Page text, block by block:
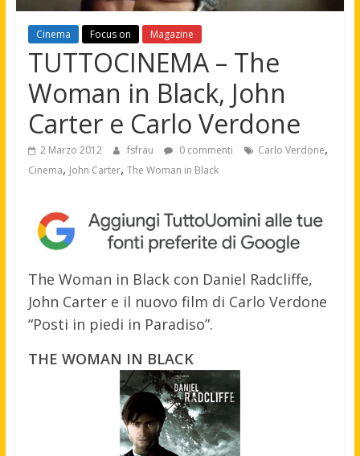
Cinema Focus on Magazine
TUTTOCINEMA – The
Woman in Black, John
Carter e Carlo Verdone
2 Marzo 2012 fsfrau 0 commenti Carlo Verdone,
Cinema, John Carter, The Woman in Black
The Woman in Black con Daniel Radcliffe,
John Carter e il nuovo film di Carlo Verdone
“Posti in piedi in Paradiso”.
THE WOMAN IN BLACK